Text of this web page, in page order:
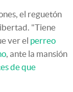
el reguetón
"Tiene
ver el perreo
, ante la mansión
de que